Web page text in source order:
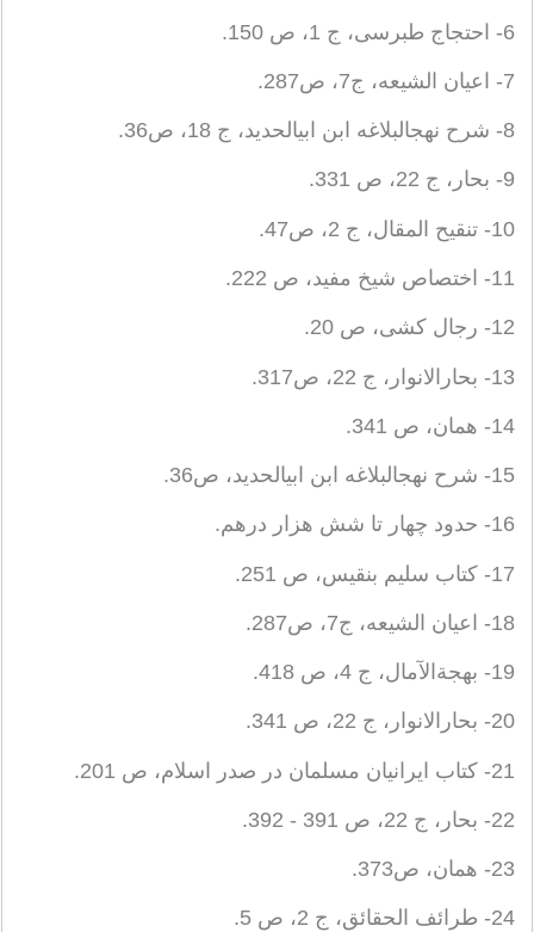
6- احتجاج طبرسی، ج 1، ص 150.
7- اعیان الشیعه، ج‏7، ص‏287.
8- شرح نهج‏البلاغه ابن ابی‏الحدید، ج 18، ص‏36.
9- بحار، ج 22، ص 331.
10- تنقیح المقال، ج 2، ص‏47.
11- اختصاص شیخ مفید، ص 222.
12- رجال کشی، ص 20.
13- بحارالانوار، ج 22، ص‏317.
14- همان، ص 341.
15- شرح نهج‏البلاغه ابن ابی‏الحدید، ص‏36.
16- حدود چهار تا شش هزار درهم.
17- کتاب سلیم بن‏قیس، ص 251.
18- اعیان الشیعه، ج‏7، ص‏287.
19- بهجة‏الآمال، ج 4، ص 418.
20- بحارالانوار، ج 22، ص 341.
21- کتاب ایرانیان مسلمان در صدر اسلام، ص 201.
22- بحار، ج 22، ص 391 - 392.
23- همان، ص‏373.
24- طرائف الحقائق، ج 2، ص 5.